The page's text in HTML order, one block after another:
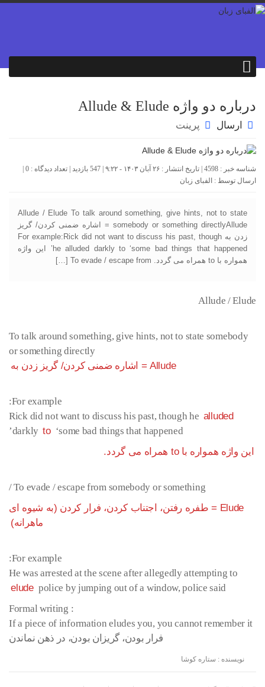
درباره دو واژه Allude & Elude
ارسال پرینت
شناسه خبر : 4598 | تاریخ انتشار : ۲۶ آبان ۱۴۰۳ - ۹:۲۲ | 547 بازدید | تعداد دیدگاه : 0
ارسال توسط : الفبای زبان
Allude / Elude To talk around something, give hints, not to state
somebody or something directlyAllude = اشاره ضمنی کردن/ گریز
زدن به For example:Rick did not want to discuss his past, though
he alluded darkly to ‘some bad things that happened’ این واژه
همواره با to همراه می گردد. To evade / escape from […]
Allude / Elude
To talk around something, give hints, not to state somebody
or something directly
Allude = اشاره ضمنی کردن/ گریز زدن به
For example:
Rick did not want to discuss his past, though he alluded
darkly to ‘some bad things that happened’
این واژه همواره با to همراه می گردد.
To evade / escape from somebody or something /
Elude = طفره رفتن، اجتناب کردن، فرار کردن (به شیوه ای
ماهرانه)
For example:
He was arrested at the scene after allegedly attempting to
elude police by jumping out of a window, police said
: Formal writing
If a piece of information eludes you, you cannot remember it
فرار بودن، گریزان بودن، در ذهن نماندن
نویسنده : ستاره کوشا